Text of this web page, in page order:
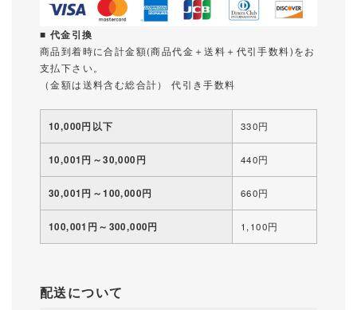
■ 代金引換
商品到着時に合計金額(商品代金＋送料＋代引手数料)をお
支払下さい。
（金額は送料含む総合計） 代引き手数料
10,000円以下 330円
10,001円～30,000円 440円
30,001円～100,000円 660円
100,001円～300,000円 1,100円
配送について